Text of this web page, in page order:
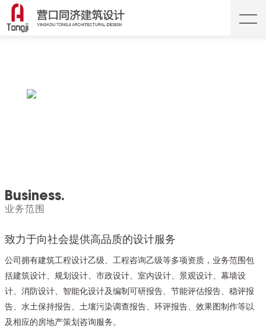
Business.
业务范围
致力于向社会提供高品质的设计服务
公司拥有建筑工程设计乙级、工程咨询乙级等多项资质，业务范围包
括建筑设计、规划设计、市政设计、室内设计、景观设计、幕墙设
计、消防设计、智能化设计及编制可研报告、节能评估报告、稳评报
告、水土保持报告、土壤污染调查报告、环评报告、效果图制作等以
及相应的房地产策划咨询服务。